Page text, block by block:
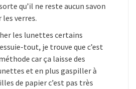
qu’il ne reste aucun savon
verres.
les lunettes certains
tout, je trouve que c’est
car ça laisse des
et en plus gaspiller à
de papier c’est pas très